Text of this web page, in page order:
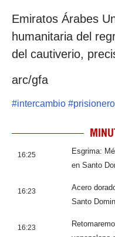
Emiratos Árabes
humanitaria del
del cautiverio,
arc/gfa
#intercambio #
16:25
Esgrima:
en Santo
16:23
Acero
Santo
16:23